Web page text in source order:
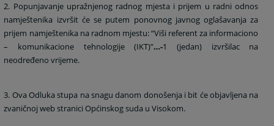
2. Popunjavanje upražnjenog radnog mjesta i prijem u radni odnos
namještenika izvršit će se putem ponovnog javnog oglašavanja za
prijem namještenika na radnom mjestu: “Viši referent za informaciono
– komunikacione tehnologije (IKT)”…-1 (jedan) izvršilac na
neodređeno vrijeme.
3. Ova Odluka stupa na snagu danom donošenja i bit će objavljena na
zvaničnoj web stranici Općinskog suda u Visokom.